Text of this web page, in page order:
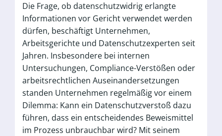
Die Frage, ob datenschutzwidrig erlangte
Informationen vor Gericht verwendet werden
dürfen, beschäftigt Unternehmen,
Arbeitsgerichte und Datenschutzexperten seit
Jahren. Insbesondere bei internen
Untersuchungen, Compliance-Verstößen oder
arbeitsrechtlichen Auseinandersetzungen
standen Unternehmen regelmäßig vor einem
Dilemma: Kann ein Datenschutzverstoß dazu
führen, dass ein entscheidendes Beweismittel
im Prozess unbrauchbar wird? Mit seinem